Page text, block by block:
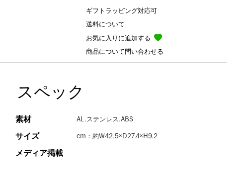
ギフトラッピング対応可
送料について
お気に入りに追加する
商品について問い合わせる
スペック
素材 AL.ステンレス.ABS
サイズ cm：約W42.5×D27.4×H9.2
メディア掲載